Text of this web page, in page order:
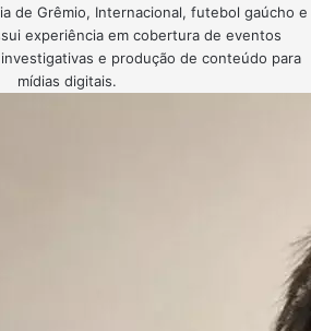
de Grêmio, Internacional, futebol gaúcho e
experiência em cobertura de eventos
e produção de conteúdo para
mídias digitais.